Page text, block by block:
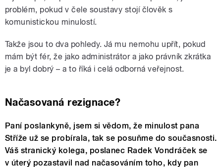
problém, pokud v čele soustavy stojí člověk s
komunistickou minulostí.
Takže jsou to dva pohledy. Já mu nemohu upřít, pokud
mám být fér, že jako administrátor a jako právník zkrátka
je a byl dobrý – a to říká i celá odborná veřejnost.
Načasovaná rezignace?
Paní poslankyně, jsem si vědom, že minulost pana
Stříže už se probírala, tak se posuňme do současnosti.
Váš stranický kolega, poslanec Radek Vondráček se
v úterý pozastavil nad načasováním toho, kdy pan